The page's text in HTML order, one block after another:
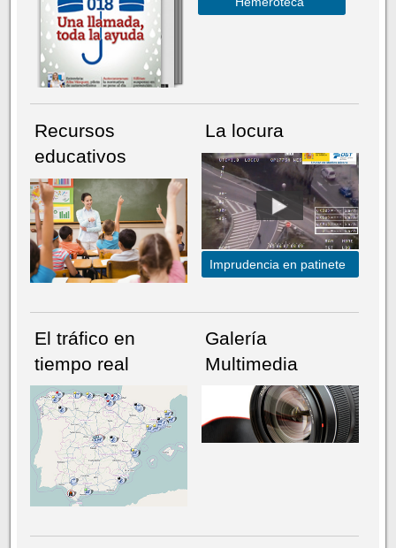
NÚMERO ACTUALHEMEROTECA
Recursos
educativos
La locura
Imprudencia en patinete
El tráfico en
tiempo real
Galería
Multimedia